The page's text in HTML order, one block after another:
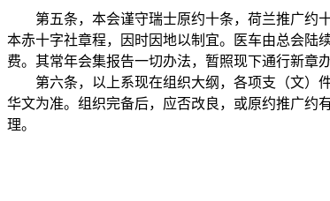
第五条，本会谨守瑞士原约十条，荷兰推广约十
本赤十字社章程，因时因地以制宜。医车由总会陆
费。其常年会集报告一切办法，暂照现下通行新章办
第六条，以上系现在组织大纲，各项支（文）
华文为准。组织完备后，应否改良，或原约推广约
理。